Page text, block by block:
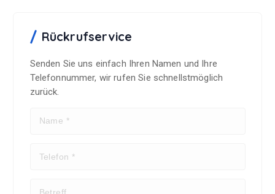
Rückrufservice
Senden Sie uns einfach Ihren Namen und Ihre
Telefonnummer, wir rufen Sie schnellstmöglich
zurück.